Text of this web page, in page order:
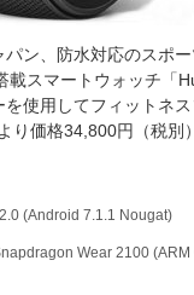
ン、防水対応のスポ
載スマートウォッチ「
使用してフィットネ
り価格34,800円（税別
(Android 7.1.1 Nougat)
Wear 2100